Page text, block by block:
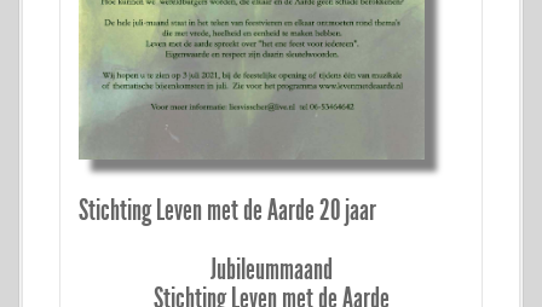
Stichting Leven met de Aarde 20 jaar
Jubileummaand
Stichting Leven met de Aarde